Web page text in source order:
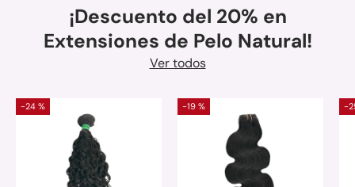
¡Descuento del 20% en
Extensiones de Pelo Natural!
Ver todos
-24 % -19 % -